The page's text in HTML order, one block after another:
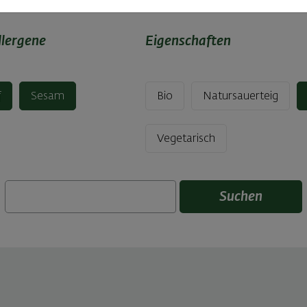
Sesam
Eigenschaften
Bio Natursauerteig
Vegetarisch
Suchen